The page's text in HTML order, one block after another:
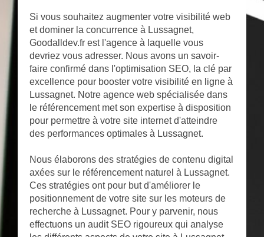
Si vous souhaitez augmenter votre visibilité web
et dominer la concurrence à Lussagnet,
Goodalldev.fr est l'agence à laquelle vous
devriez vous adresser. Nous avons un savoir-
faire confirmé dans l'optimisation SEO, la clé par
excellence pour booster votre visibilité en ligne à
Lussagnet. Notre agence web spécialisée dans
le référencement met son expertise à disposition
pour permettre à votre site internet d'atteindre
des performances optimales à Lussagnet.
Nous élaborons des stratégies de contenu digital
axées sur le référencement naturel à Lussagnet.
Ces stratégies ont pour but d'améliorer le
positionnement de votre site sur les moteurs de
recherche à Lussagnet. Pour y parvenir, nous
effectuons un audit SEO rigoureux qui analyse